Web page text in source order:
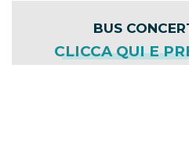
BUS
CLICCA QUI E